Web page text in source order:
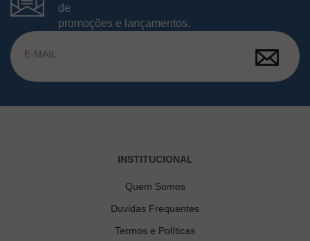
de
promoções e lançamentos.
INSTITUCIONAL
Quem Somos
Duvidas Frequentes
Termos e Políticas